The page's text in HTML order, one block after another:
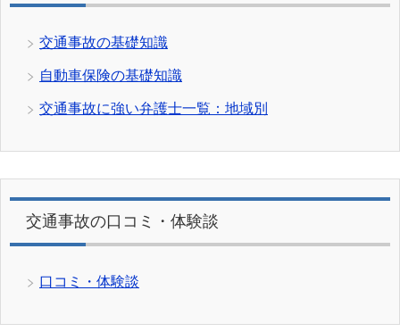
交通事故の基礎知識
自動車保険の基礎知識
交通事故に強い弁護士一覧：地域別
交通事故の口コミ・体験談
口コミ・体験談